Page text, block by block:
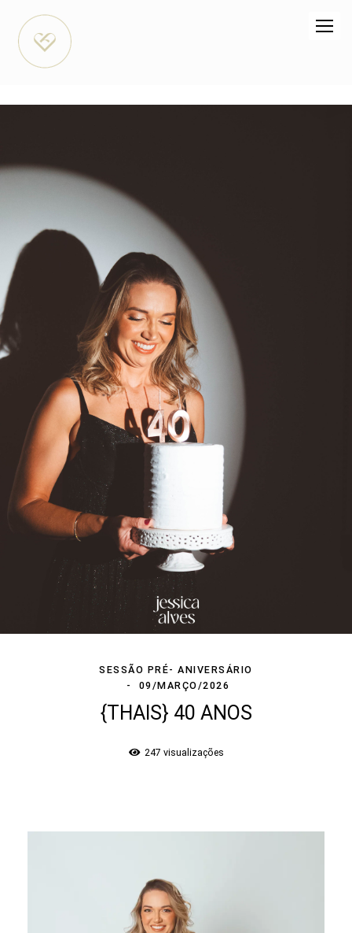
SESSÃO PRÉ- ANIVERSÁRIO
09/MARÇO/2026
{THAIS} 40 ANOS
247 visualizações